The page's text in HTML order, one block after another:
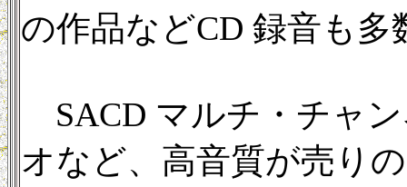
の作品などCD 録音も多
SACD マルチ・チャ
オなど、高音質が売り